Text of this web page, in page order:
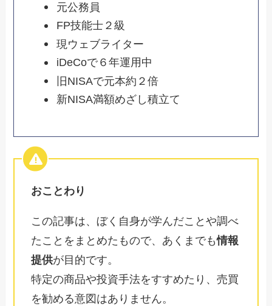
元公務員
FP技能士２級
現ウェブライター
iDeCoで６年運用中
旧NISAで元本約２倍
新NISA満額めざし積立て
おことわり
この記事は、ぼく自身が学んだことや調べ
たことをまとめたもので、あくまでも情報
提供が目的です。
特定の商品や投資手法をすすめたり、売買
を勧める意図はありません。